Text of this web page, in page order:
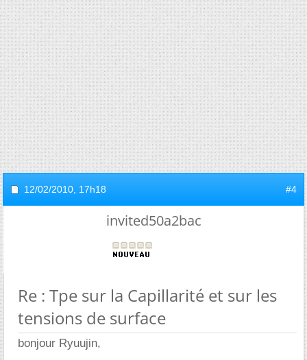
12/02/2010, 17h18 #4
invited50a2bac
Re : Tpe sur la Capillarité et sur les
tensions de surface
bonjour Ryuujin,